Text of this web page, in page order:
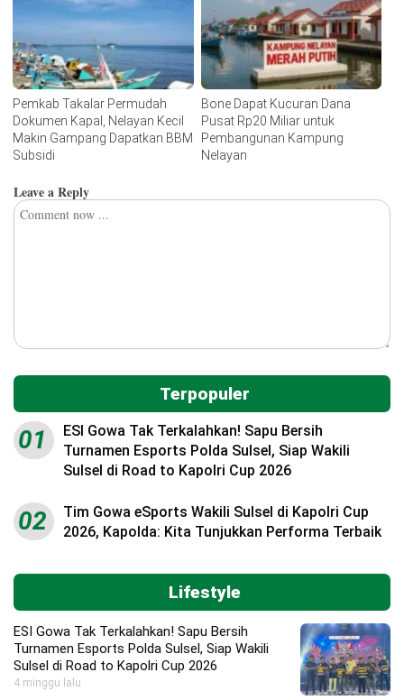
Pemkab Takalar Permudah
Dokumen Kapal, Nelayan Kecil
Makin Gampang Dapatkan BBM
Subsidi
Bone Dapat Kucuran Dana
Pusat Rp20 Miliar untuk
Pembangunan Kampung
Nelayan
Leave a Reply
Terpopuler
01
ESI Gowa Tak Terkalahkan! Sapu Bersih
Turnamen Esports Polda Sulsel, Siap Wakili
Sulsel di Road to Kapolri Cup 2026
02
Tim Gowa eSports Wakili Sulsel di Kapolri Cup
2026, Kapolda: Kita Tunjukkan Performa Terbaik
Lifestyle
ESI Gowa Tak Terkalahkan! Sapu Bersih
Turnamen Esports Polda Sulsel, Siap Wakili
Sulsel di Road to Kapolri Cup 2026
4 minggu lalu